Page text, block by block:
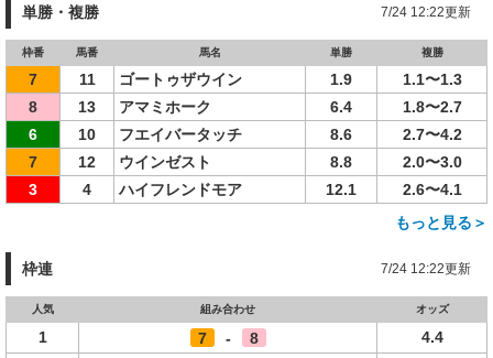
単勝・複勝 7/24 12:22更新
枠番 馬番 馬名 単勝 複勝
7 11 ゴートゥザウイン 1.9
1.1〜1.3
8
13 アマミホーク 6.4
1.8〜2.7
6
10 フエイバータッチ 8.6
2.7〜4.2
7
12 ウインゼスト 8.8
2.0〜3.0
3
4 ハイフレンドモア 12.1
2.6〜4.1
もっと見る＞
枠連 7/24 12:22更新
人気 組み合わせ オッズ
1 7 - 8
4.4